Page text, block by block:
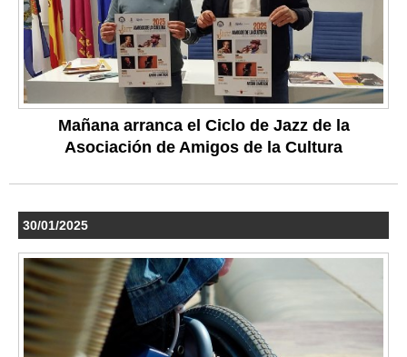
Mañana arranca el Ciclo de Jazz de la
Asociación de Amigos de la Cultura
30/01/2025